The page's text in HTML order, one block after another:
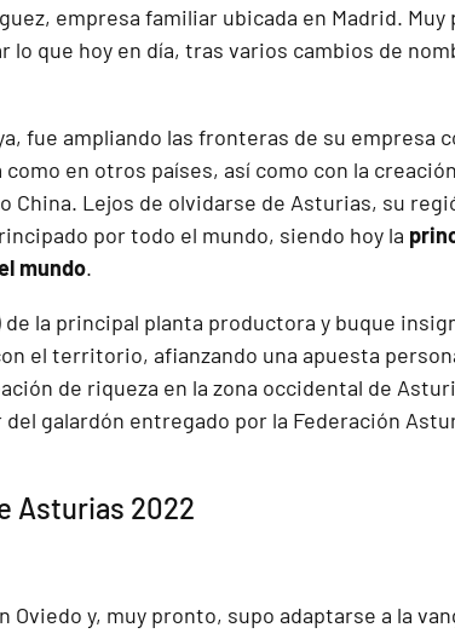
empresa familiar ubicada en Madrid. Muy
lo que hoy en día, tras varios cambios de
fue ampliando las fronteras de su empresa
en otros países, así como con la
China. Lejos de olvidarse de Asturias, su
por todo el mundo, siendo hoy la
mundo.
la principal planta productora y buque
el territorio, afianzando una apuesta
de riqueza en la zona occidental de
galardón entregado por la Federación
Asturias 2022
Oviedo y, muy pronto, supo adaptarse a la